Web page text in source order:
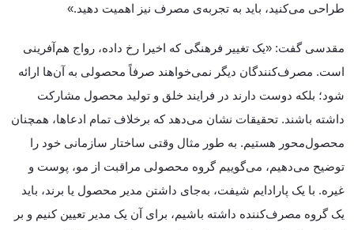
طراحی می‌کنید، باید به تجربه‌ی مصرف نیز اهمیت دهید.»
مقدسی گفت: «یک تغییر فرهنگی که اخیرا رخ داده، رواج هم‌آفرینی
است. مصرف‌کنندگان دیگر نمی‌خواهند صرفاً محصولی به آن‌ها ارائه
شود؛ بلکه دوست دارند در فرایند خلق و تولید محصول مشارکت
داشته باشند. تحقیقات نشان می‌دهد که برخلاف تمام ادعاها، همچنان
محصول‌محور هستیم. به طور مثال وقتی ساختار سازمانی خود را
توضیح می‌دهیم، می‌گوییم گروه محصولی مراقبت از مو، پوست و
غیره. با یک پارادایم شیفت، به‌جای داشتن مدیر محصول یا برند، باید
یک گروه مصرف‌کننده داشته باشیم، برای آن یک مدیر تعیین کنیم و بر